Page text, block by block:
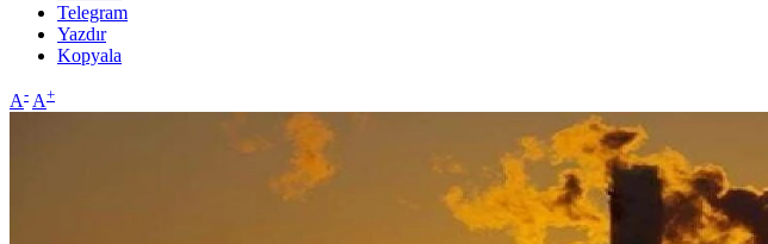
Telegram
Yazdır
Kopyala
A- A+